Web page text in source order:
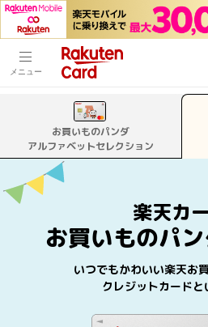
メニュー
楽天カ
お買いものパ
いつでもかわいい楽天お
クレジットカードと
お買いものパンダ
アルファベットセレクション